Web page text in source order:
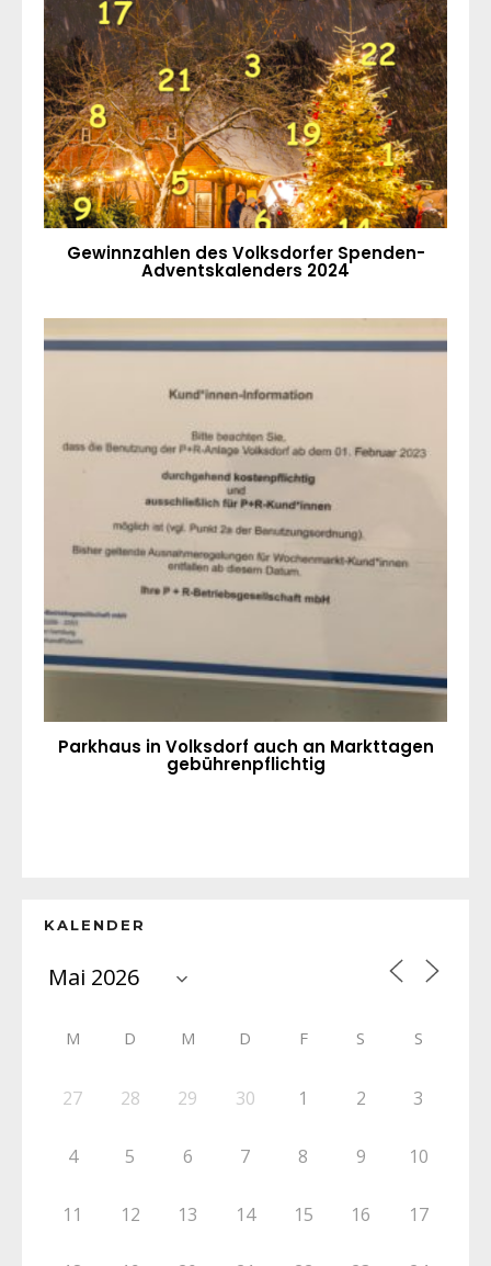
Gewinnzahlen des Volksdorfer Spenden-
Adventskalenders 2024
Parkhaus in Volksdorf auch an Markttagen
gebührenpflichtig
KALENDER
M D M D F S S
27 28 29 30 1 2 3
4 5 6 7 8 9 10
11 12 13 14 15 16 17